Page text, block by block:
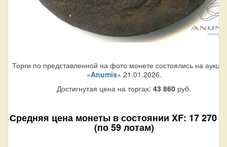
Торги по представленной на фото монете состоялись на
«Anumis» 21.01.2026.
Достигнутая цена на торгах: 43 860 руб.
Средняя цена монеты в состоянии XF: 17 270
(по 59 лотам)